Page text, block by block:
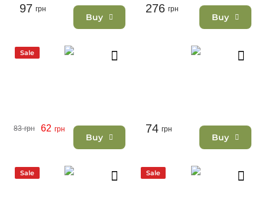
97 грн
Buy
276 грн
Buy
Sale
83 грн 62 грн
Buy
74 грн
Buy
Sale Sale